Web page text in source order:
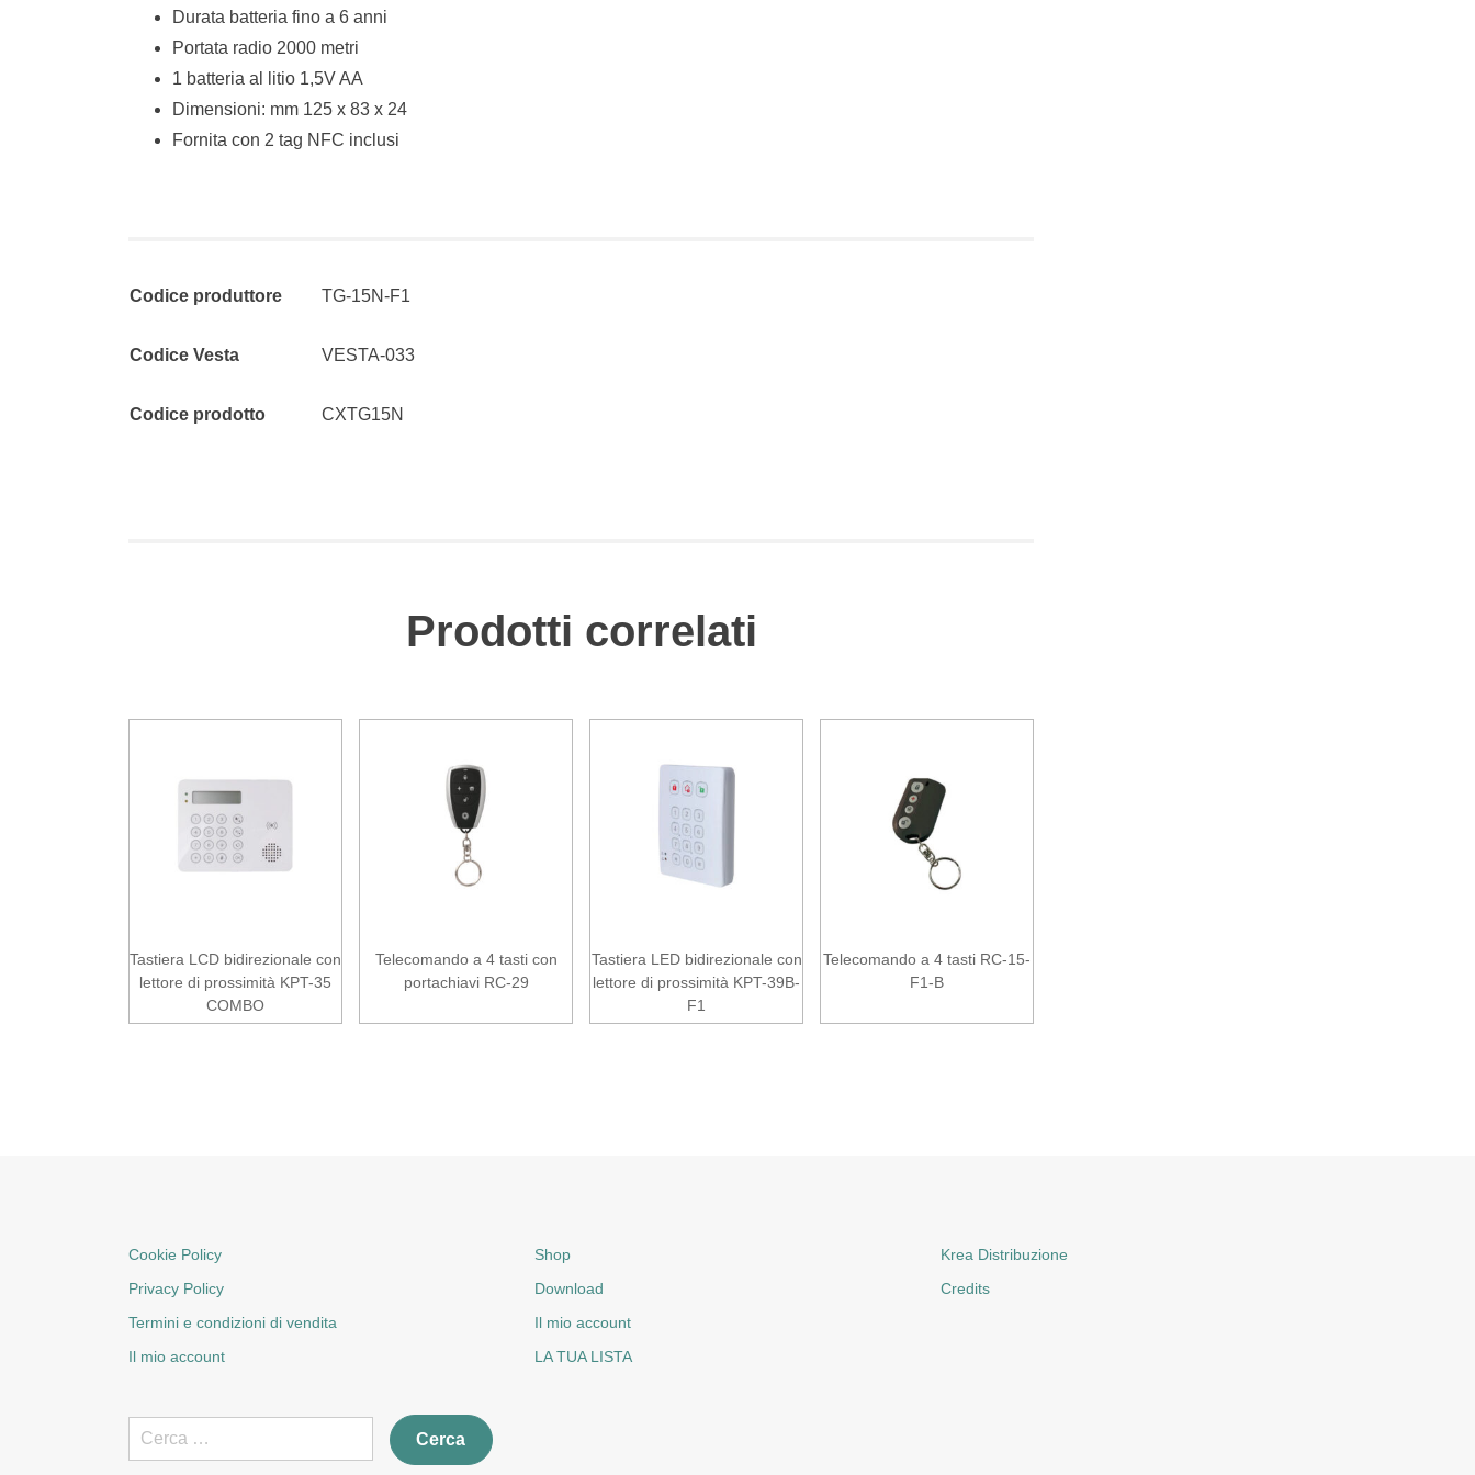
Durata batteria fino a 6 anni
Portata radio 2000 metri
1 batteria al litio 1,5V AA
Dimensioni: mm 125 x 83 x 24
Fornita con 2 tag NFC inclusi
Codice produttore TG-15N-F1
Codice Vesta VESTA-033
Codice prodotto CXTG15N
Prodotti correlati
Tastiera LCD bidirezionale con
lettore di prossimità KPT-35
COMBO
Telecomando a 4 tasti con
portachiavi RC-29
Tastiera LED bidirezionale con
lettore di prossimità KPT-39B-
F1
Telecomando a 4 tasti RC-15-
F1-B
Cookie Policy
Privacy Policy
Termini e condizioni di vendita
Il mio account
Shop
Download
Il mio account
LA TUA LISTA
Krea Distribuzione
Credits
per: